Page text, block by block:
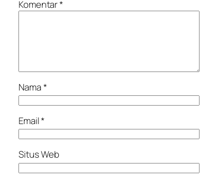
Komentar*
Nama*
Email*
Situs Web